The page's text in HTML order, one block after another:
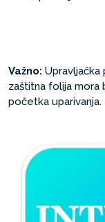
Važno: Upravljačka
zaštitna folija mora
početka uparivanja.